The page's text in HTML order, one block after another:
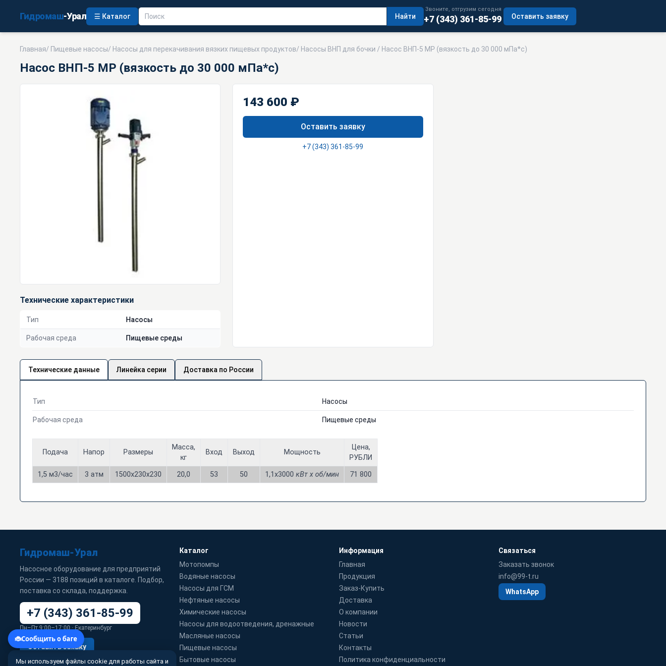
Гидромаш-Урал ☰ Каталог Найти
Звоните, отгрузим сегодня
+7 (343) 361-85-99 Оставить заявку
Главная/ Пищевые насосы/ Насосы для перекачивания вязких пищевых продуктов/ Насосы ВНП для бочки / Насос ВНП-5 МР (вязкость до 30 000 мПа*с)
Насос ВНП-5 МР (вязкость до 30 000 мПа*с)
Технические характеристики
Тип Насосы
Рабочая среда Пищевые среды
143 600 ₽
Оставить заявку
+7 (343) 361-85-99
Технические данные Линейка серии Доставка по России
Тип Насосы
Рабочая среда Пищевые среды
Подача Напор Размеры
Масса,
кг
Вход Выход Мощность
Цена,
РУБЛИ
1,5 м3/час
3 атм 1500х230х230 20,0 53 50 1,1х3000 кВт x об/мин 71 800
Гидромаш-Урал
Насосное оборудование для предприятий
России — 3188 позиций в каталоге. Подбор,
поставка со склада, поддержка.
+7 (343) 361-85-99
Пн–Пт 9:00–17:00 · Екатеринбург
Оставить заявку
Каталог
Мотопомпы
Водяные насосы
Насосы для ГСМ
Нефтяные насосы
Химические насосы
Насосы для водоотведения, дренажные
Масляные насосы
Пищевые насосы
Бытовые насосы
Информация
Главная
Продукция
Заказ-Купить
Доставка
О компании
Новости
Статьи
Контакты
Политика конфиденциальности
Связаться
Заказать звонок
info@99-t.ru
WhatsApp
Мы используем файлы cookie для работы сайта и